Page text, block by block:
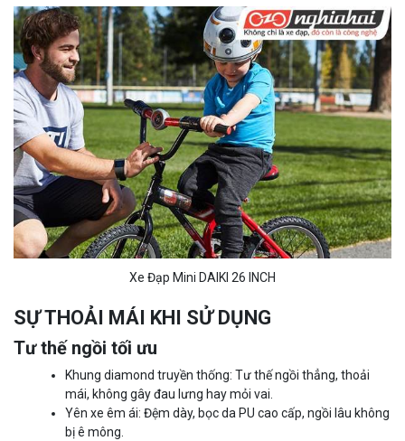
Xe Đạp Mini DAIKI 26 INCH
SỰ THOẢI MÁI KHI SỬ DỤNG
Tư thế ngồi tối ưu
Khung diamond truyền thống: Tư thế ngồi thẳng, thoải
mái, không gây đau lưng hay mỏi vai.
Yên xe êm ái: Đệm dày, bọc da PU cao cấp, ngồi lâu không
bị ê mông.